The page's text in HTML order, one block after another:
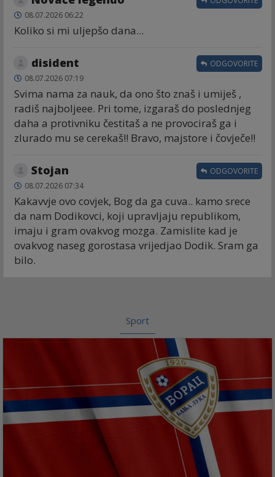
08.07.2026 06:22
Koliko si mi uljepšo dana...
disident
08.07.2026 07:19
Svima nama za nauk, da ono što znaš i umiješ ,
radiš najboljeee. Pri tome, izgaraš do poslednjeg
daha a protivniku čestitaš a ne provociraš ga i
zlurado mu se cerekaš!! Bravo, majstore i čovječe!!
ODGOVORITE
Stojan
08.07.2026 07:34
Kakavvje ovo covjek, Bog da ga cuva.. kamo srece
da nam Dodikovci, koji upravljaju republikom,
imaju i gram ovakvog mozga. Zamislite kad je
ovakvog naseg gorostasa vrijedjao Dodik. Sram ga
bilo.
ODGOVORITE
Sport